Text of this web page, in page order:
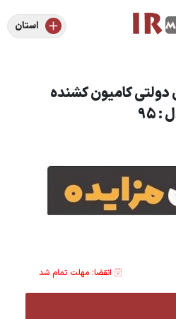
استان
دولتی کامیون کشنده
95
انقضا: مهلت تمام شد